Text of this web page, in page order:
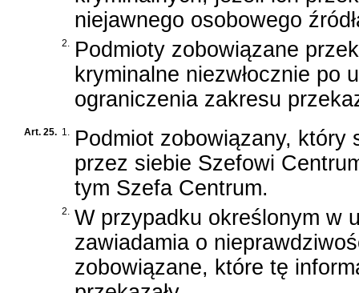
niejawnego osobowego
2. Podmioty zobowiązane
kryminalne niezwłocznie po
ograniczenia zakresu
Art. 25. 1. Podmiot zobowiązany, który
przez siebie Szefowi
tym Szefa Centrum.
2. W przypadku określonym w
zawiadamia o
zobowiązane, które tę